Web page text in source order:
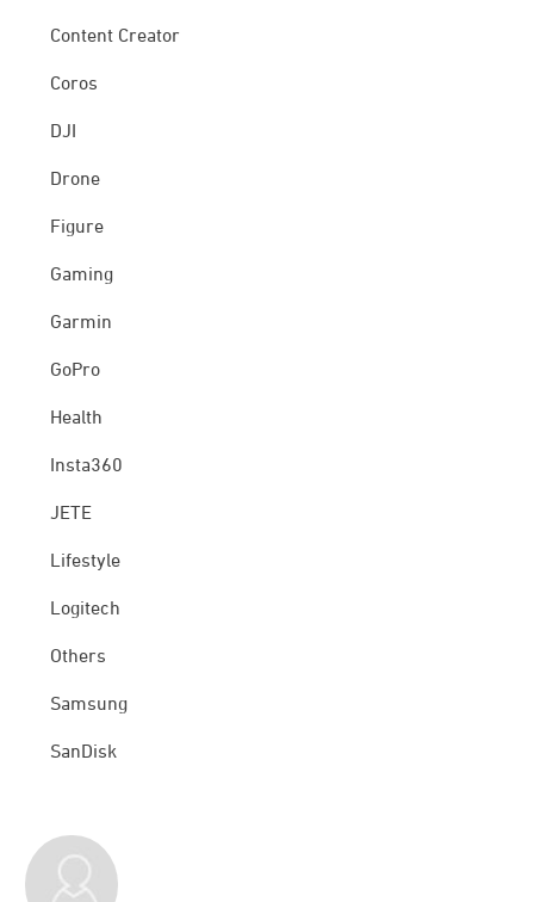
Content Creator
Coros
DJI
Drone
Figure
Gaming
Garmin
GoPro
Health
Insta360
JETE
Lifestyle
Logitech
Others
Samsung
SanDisk